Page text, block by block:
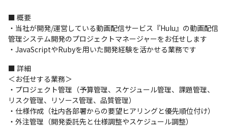
■ 概要
・当社が開発/運営している動画配信サービス『Hulu』の動画配信
管理システム開発のプロジェクトマネージャーをお任せします
・JavaScriptやRubyを用いた開発経験を活かせる業務です
■ 詳細
＜お任せする業務＞
・プロジェクト管理（予算管理、スケジュール管理、課題管理、
リスク管理、リソース管理、品質管理）
・仕様作成（社内各部署からの要望ヒアリングと優先順位付け）
・外注管理（開発委託先と仕様調整やスケジュール調整）